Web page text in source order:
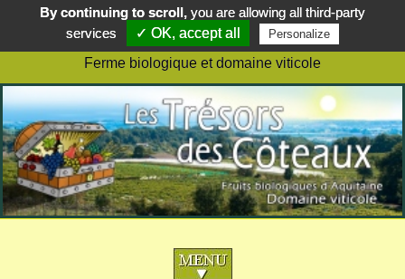
TRESORS DES COTEAUX
lieu-dit Tricaut 47130 BAZENS
Ferme biologique et domaine viticole
By continuing to scroll,you are allowing all third-party
services
✓ OK, accept all Personalize